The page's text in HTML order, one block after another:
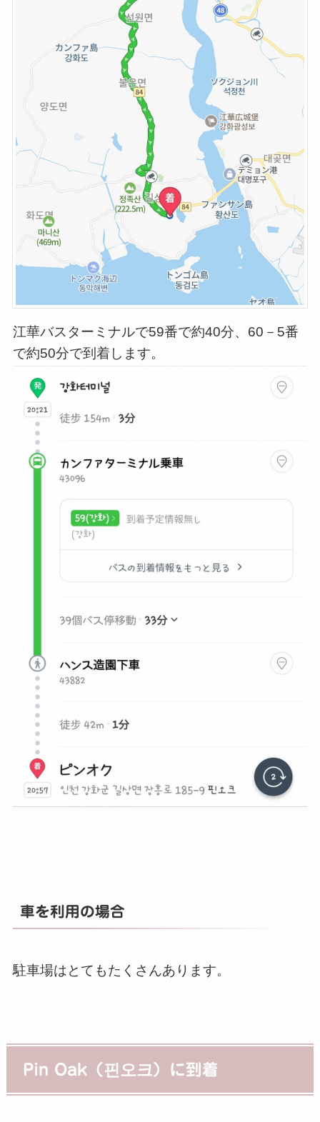
江華バスターミナルで59番で約40分、60－5番
で約50分で到着します。
車を利用の場合
駐車場はとてもたくさんあります。
Pin Oak（핀오크）に到着